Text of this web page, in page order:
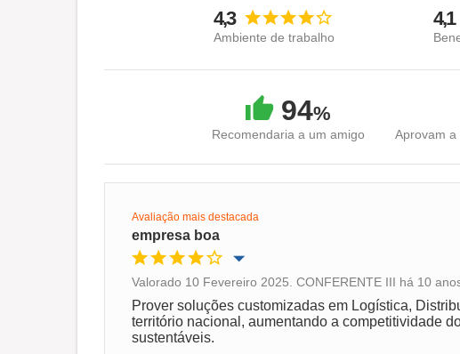
4,3
Ambiente de trabalho
4,1
94%
Recomendaria a um amigo Aprovam a
Avaliação mais destacada
empresa boa
Oportunidade de promoção
Ambiente de trabalho
Valorado 10 Fevereiro 2025. CONFERENTE III há 10
Prover soluções customizadas em Logística,
território nacional, aumentando a competitividade
sustentáveis.